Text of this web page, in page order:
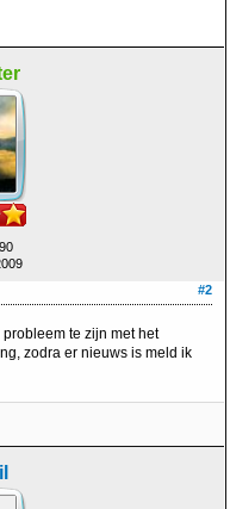
#2
te zijn met het
zodra er nieuws is meld ik